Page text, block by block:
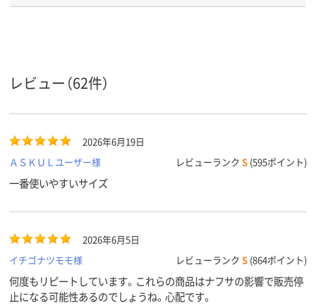
し）
し）
し）
LDPE（ツルツルタイ
プ）
アスクル
スコア
レビュー（62件）
2026年6月19日
ＡＳＫＵＬユーザー様
レビューランク S (595ポイント)
一番使いやすいサイズ
2026年6月5日
イチゴナツモモ様
レビューランク S (864ポイント)
何度もリピートしています。これらの商品はナフサの影響で販売停
止になる可能性あるのでしょうね。心配です。